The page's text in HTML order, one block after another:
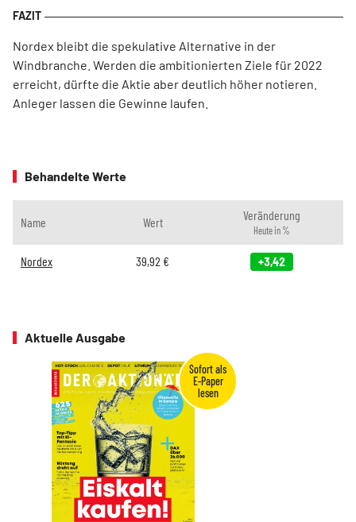
Nordex bleibt die spekulative Alternative in der
Windbranche. Werden die ambitionierten Ziele für 2022
erreicht, dürfte die Aktie aber deutlich höher notieren.
Anleger lassen die Gewinne laufen.
Behandelte Werte
Name Wert Veränderung
Heute in %
Nordex 39,92 € +3,42
Aktuelle Ausgabe